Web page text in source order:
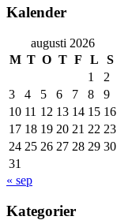
Kalender
augusti 2026
M T O T F L
S
1
2
3
4 5 6 7 8
9
10 11 12 13 14 15 16
17 18 19 20 21 22 23
24 25 26 27 28 29 30
31
« sep
Kategorier